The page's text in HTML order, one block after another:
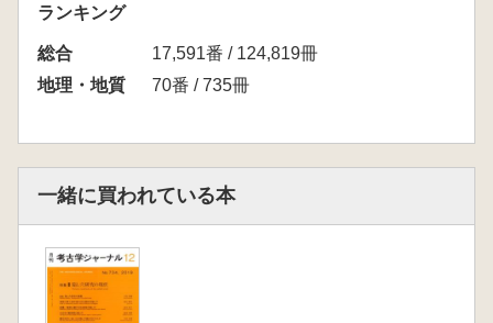
ランキング
総合
17,591番 / 124,819冊
地理・地質
70番 / 735冊
一緒に買われている本